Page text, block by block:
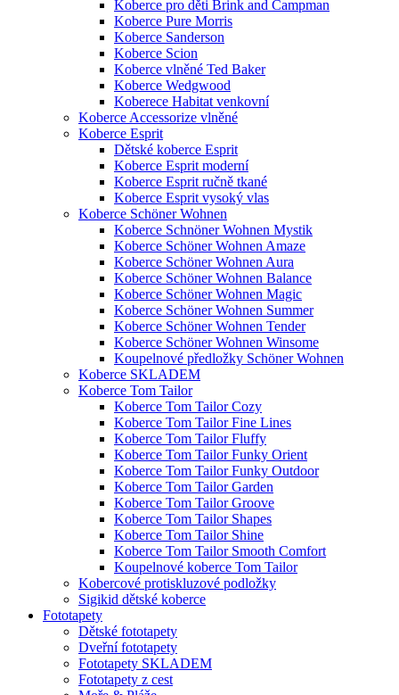
Koberce pro děti Brink and Campman
Koberce Pure Morris
Koberce Sanderson
Koberce Scion
Koberce vlněné Ted Baker
Koberce Wedgwood
Koberece Habitat venkovní
Koberce Accessorize vlněné
Koberce Esprit
Dětské koberce Esprit
Koberce Esprit moderní
Koberce Esprit ručně tkané
Koberce Esprit vysoký vlas
Koberce Schöner Wohnen
Koberce Schnöner Wohnen Mystik
Koberce Schöner Wohnen Amaze
Koberce Schöner Wohnen Aura
Koberce Schöner Wohnen Balance
Koberce Schöner Wohnen Magic
Koberce Schöner Wohnen Summer
Koberce Schöner Wohnen Tender
Koberce Schöner Wohnen Winsome
Koupelnové předložky Schöner Wohnen
Koberce SKLADEM
Koberce Tom Tailor
Koberce Tom Tailor Cozy
Koberce Tom Tailor Fine Lines
Koberce Tom Tailor Fluffy
Koberce Tom Tailor Funky Orient
Koberce Tom Tailor Funky Outdoor
Koberce Tom Tailor Garden
Koberce Tom Tailor Groove
Koberce Tom Tailor Shapes
Koberce Tom Tailor Shine
Koberce Tom Tailor Smooth Comfort
Koupelnové koberce Tom Tailor
Kobercové protiskluzové podložky
Sigikid dětské koberce
Fototapety
Dětské fototapety
Dveřní fototapety
Fototapety SKLADEM
Fototapety z cest